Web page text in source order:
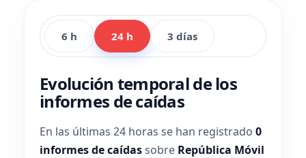
6 h 24 h 3 días
Evolución temporal de los
informes de caídas
En las últimas 24 horas se han registrado 0
informes de caídassobre República Móvil